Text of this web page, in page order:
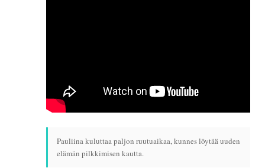
Pauliina kuluttaa paljon ruutuaikaa, kunnes löytää uuden
elämän pilkkimisen kautta.